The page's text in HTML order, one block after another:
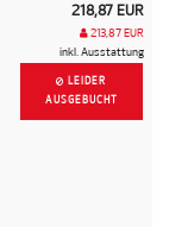
218,87 EUR
213,87 EUR
inkl. Ausstattung
LEIDER
AUSGEBUCHT